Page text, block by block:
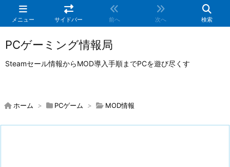
メニュー サイドバー 前へ 次へ 検索
PCゲーミング情報局
Steamセール情報からMOD導入手順までPCを遊び尽くす
ホーム > PCゲーム > MOD情報